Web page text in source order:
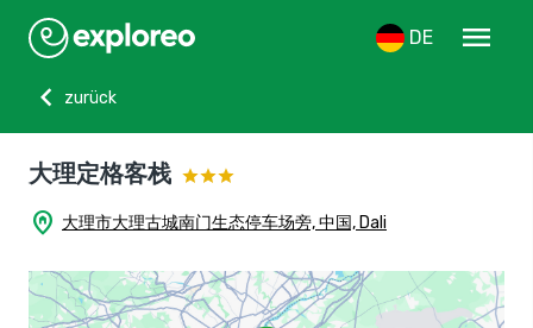
DE
menu
chevron_left
zurück
大理定格客栈
home_pin 大理市大理古城南门生态停车场旁, 中国, Dali